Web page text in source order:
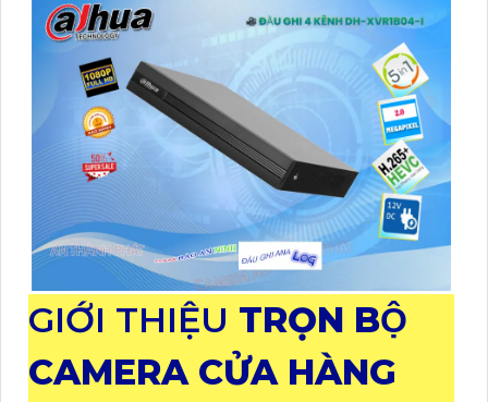
GIỚI THIỆU TRỌN BỘ
CAMERA CỬA HÀNG